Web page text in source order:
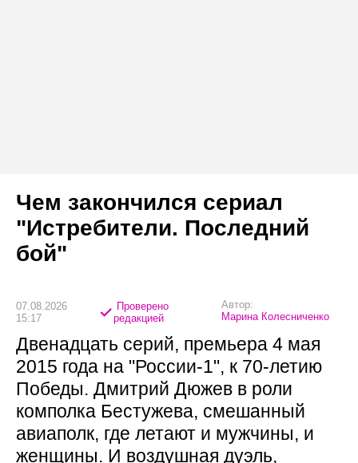
Чем закончился сериал
"Истребители. Последний
бой"
07.08.2026
15:17
Проверено
редакцией
Автор:
Марина Колесниченко
Двенадцать серий, премьера 4 мая
2015 года на "России-1", к 70-летию
Победы. Дмитрий Дюжев в роли
комполка Бестужева, смешанный
авиаполк, где летают и мужчины, и
женщины. И воздушная дуэль,